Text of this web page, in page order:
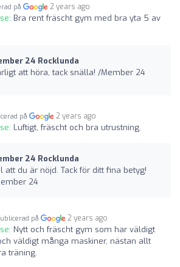
på 2 years ago
Bra rent fräscht gym med bra yta 5 av
24 Rocklunda
att höra, tack snälla! /Member 24
på 2 years ago
Luftigt, fräscht och bra utrustning.
24 Rocklunda
att du är nöjd. Tack för ditt fina betyg!
24
på 2 years ago
Nytt och fräscht gym som har väldigt
väldigt många maskiner, nästan allt
träning.